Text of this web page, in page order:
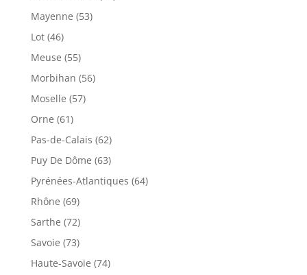
Mayenne (53)
Lot (46)
Meuse (55)
Morbihan (56)
Moselle (57)
Orne (61)
Pas-de-Calais (62)
Puy De Dôme (63)
Pyrénées-Atlantiques (64)
Rhône (69)
Sarthe (72)
Savoie (73)
Haute-Savoie (74)